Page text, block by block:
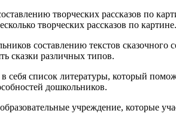
творческих рассказов по
творческих рассказов по картине.
составлению текстов
сказки различных типов.
себя список литературы, который
дошкольников.
учреждение, которые